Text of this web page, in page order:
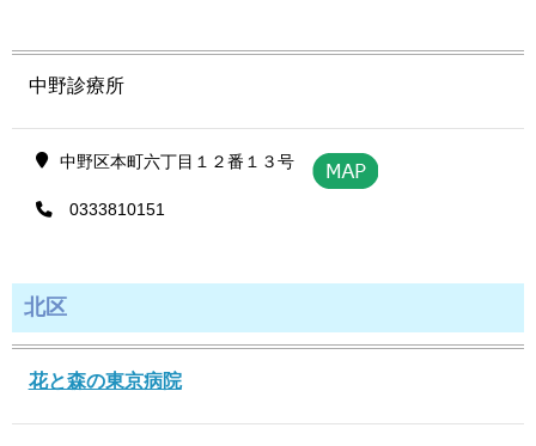
中野診療所
中野区本町六丁目１２番１３号
0333810151
北区
花と森の東京病院